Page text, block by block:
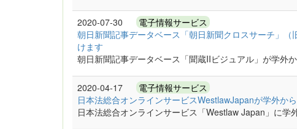
2020-07-30 電子情報サービス
朝日新聞記事データベース「朝日新聞クロスサーチ」
けます
朝日新聞記事データベース「聞蔵IIビジュアル」が学外
2020-04-17 電子情報サービス
日本法総合オンラインサービスWestlawJapanが学外か
日本法総合オンラインサービス「Westlaw Japan」に学